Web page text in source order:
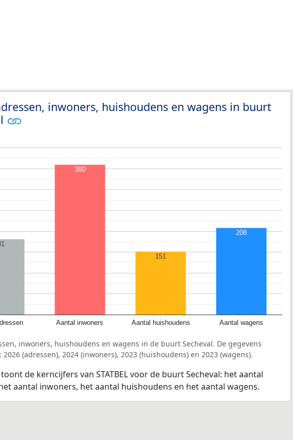
inwoners, huishoudens en wagens in buurt
Aantal inwoners Aantal huishoudens Aantal wagens
360
151
208
inwoners, huishoudens en wagens in de buurt Secheval. De gegevens
(adressen), 2024 (inwoners), 2023 (huishoudens) en 2023 (wagens).
de kerncijfers van STATBEL voor de buurt Secheval: het aantal
aantal inwoners, het aantal huishoudens en het aantal wagens.